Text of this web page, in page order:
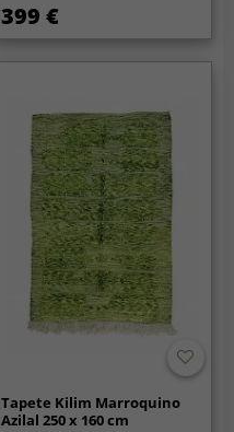
399 €
Tapete Kilim Marroquino
Azilal 250 x 160 cm